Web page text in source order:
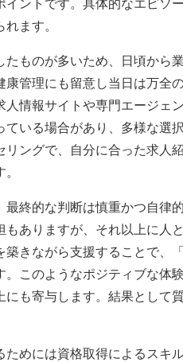
ます。
たものが多いため、日頃から
管理にも留意し当日は万全
情報サイトや専門エージェ
いる場合があり、多様な選
ングで、自分に合った求人
終的な判断は慎重かつ自律
ありますが、それ以上に人
築きながら支援することで、
このようなポジティブな体
も寄与します。結果として
ためには資格取得によるスキ